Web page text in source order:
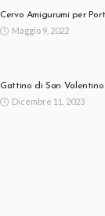
Cervo Amigurumi per
Maggio 9, 2022
Gattino di San Valentino
Dicembre 11, 2023